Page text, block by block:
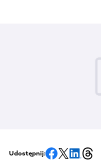
Udostępnij: